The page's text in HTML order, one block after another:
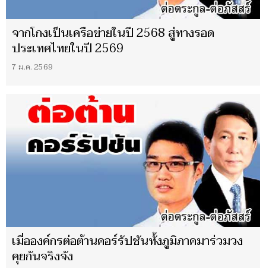
จากโกงเป็นเครือข่ายในปี 2568 สู่ทางรอด
ประเทศไทยในปี 2569
7 ม.ค. 2569
เมื่อองค์กรต่อต้านคอร์รัปชันทั้งภูมิภาคมาร่วมวง
คุยกันจริงจัง